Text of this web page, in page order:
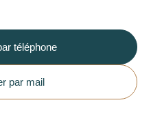
téléphone
par mail